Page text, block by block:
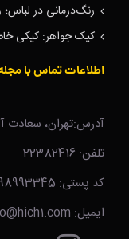
رنگ‌درمانی در
کیک جواهر: کیکی خاص برای تولد
اطلاعات تماس با
آدرس:تهران، سعادت
تلفن: 22382416
کد پستی: 1998993345
ایمیل: info@hich1.com